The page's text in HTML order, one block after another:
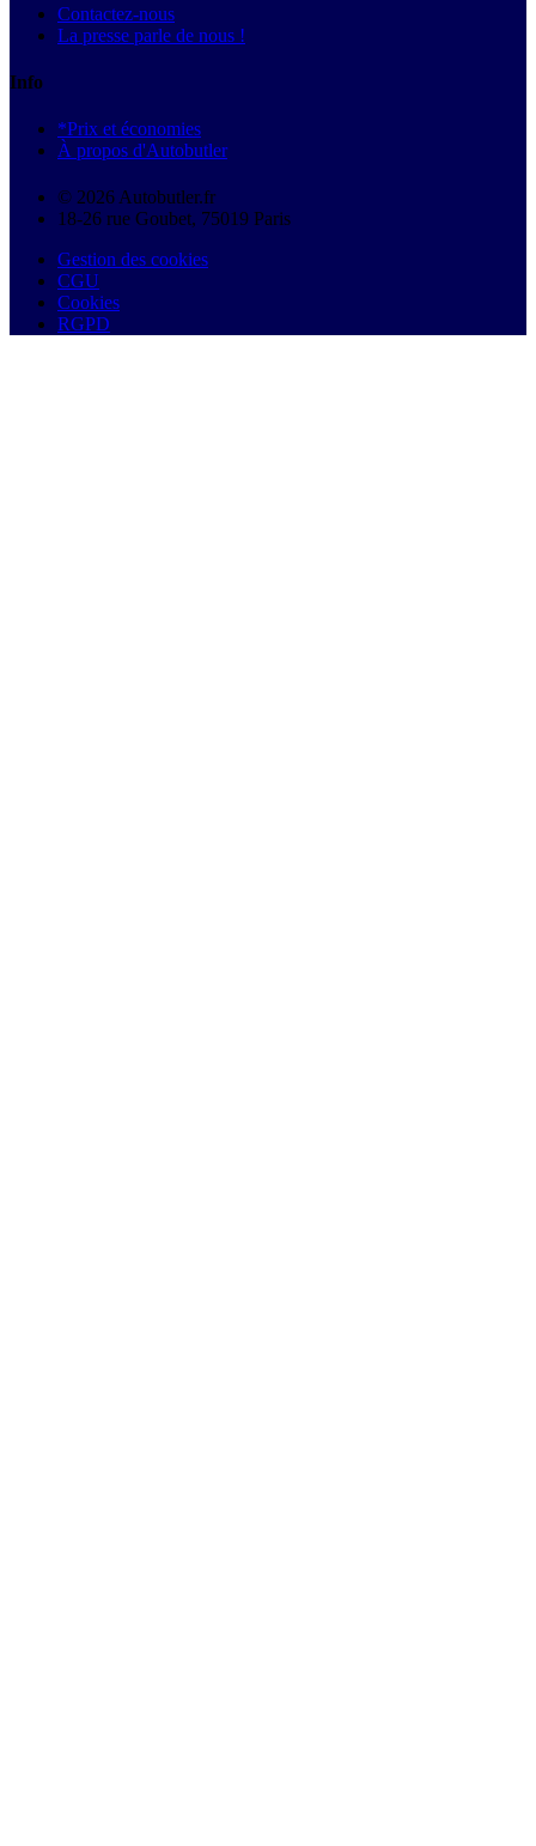
Contactez-nous
La presse parle de nous !
Info
*Prix et économies
À propos d'Autobutler
© 2026 Autobutler.fr
18-26 rue Goubet, 75019 Paris
Gestion des cookies
CGU
Cookies
RGPD